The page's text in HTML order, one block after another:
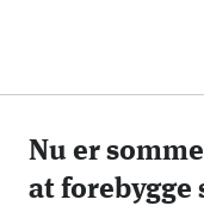
Nu er
at forebygge